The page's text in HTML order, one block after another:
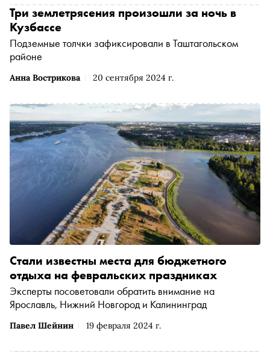
Анна Вострикова 20 сентября 2024 г.
Три землетрясения произошли за ночь в
Кузбассе
Подземные толчки зафиксировали в Таштагольском
районе
Павел Шейнин 19 февраля 2024 г.
Стали известны места для бюджетного
отдыха на февральских праздниках
Эксперты посоветовали обратить внимание на
Ярославль, Нижний Новгород и Калининград